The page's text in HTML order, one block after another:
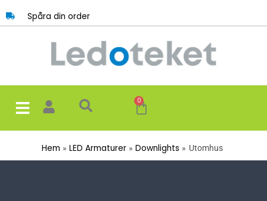
till
Spåra din order
0
Varukorg
Hem LED Armaturer Downlights Utomhus